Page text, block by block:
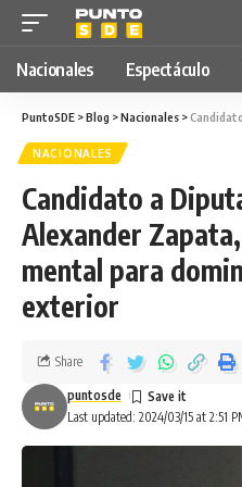
Nacionales Espectáculo
PuntoSDE >Blog >Nacionales >Candidato a
NACIONALES
Candidato a
Alexander
mental para
exterior
Last updated: 2024/03/15 at 2:51
puntosde
Share